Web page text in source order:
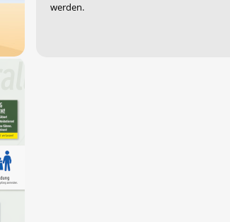
werden.